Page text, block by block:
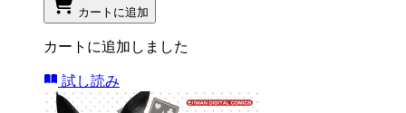
カートに追加
カートに追加しました
試し読み